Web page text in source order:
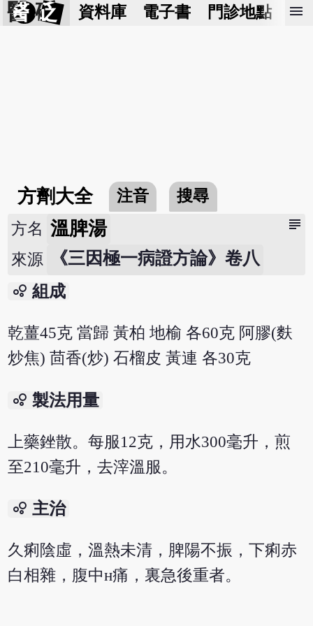
醫 砭 資料庫 電子書 門診地點 預
menu
方劑大全 注音 搜尋
subject
方名 溫脾湯
來源 《三因極一病證方論》卷八
bubble_chart 組成
乾薑45克 當歸 黃柏 地榆 各60克 阿膠(麩
炒焦) 茴香(炒) 石榴皮 黃連 各30克
bubble_chart 製法用量
上藥銼散。每服12克，用水300毫升，煎
至210毫升，去滓溫服。
bubble_chart 主治
久痢陰虛，溫熱未清，脾陽不振，下痢赤
白相雜，腹中н痛，裏急後重者。